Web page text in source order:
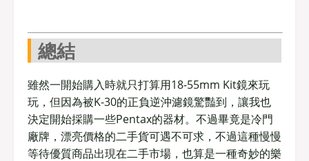
總結
雖然一開始購入時就只打算用18-55mm Kit鏡來玩
玩，但因為被K-30的正負逆沖濾鏡驚豔到，讓我也
決定開始採購一些Pentax的器材。不過畢竟是冷門
廠牌，漂亮價格的二手貨可遇不可求，不過這種慢慢
等待優質商品出現在二手市場，也算是一種奇妙的樂